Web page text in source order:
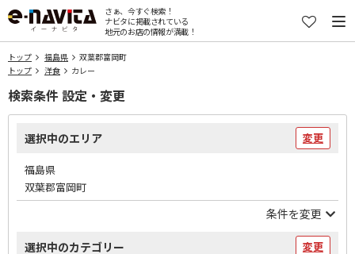
さぁ、今すぐ検索！
ナビタに掲載されている
地元のお店の情報が満載！
トップ 福島県
双葉郡富岡町
トップ
洋食 カレー
検索条件 設定・変更
選択中のエリア 変更
福島県
双葉郡富岡町
条件を変更
選択中のカテゴリー 変更